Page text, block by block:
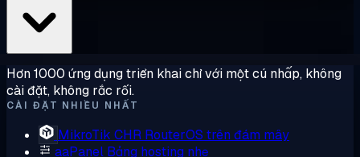
Hơn 1000 ứng dụng triển khai chỉ với một cú nhấp, không
cài đặt, không rắc rối.
CÀI ĐẶT NHIỀU NHẤT
MikroTik CHR RouterOS trên đám mây
aaPanel Bảng hosting nhẹ